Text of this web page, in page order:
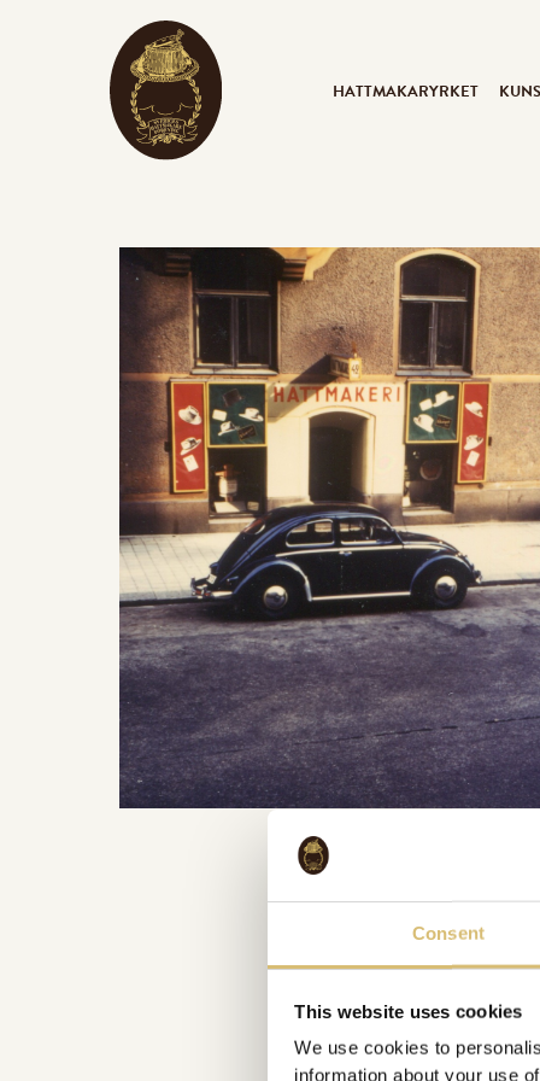
Consent
This website uses cookies
We use cookies to
information about your use
HATTMAKARYRKET